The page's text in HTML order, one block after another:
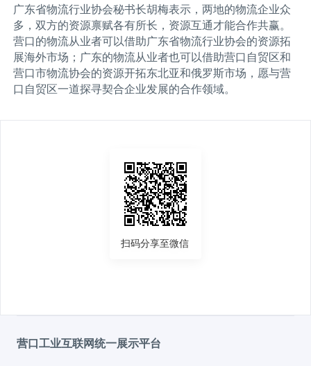
广东省物流行业协会秘书长胡梅表示，两地的物流企业众
多，双方的资源禀赋各有所长，资源互通才能合作共赢。
营口的物流从业者可以借助广东省物流行业协会的资源拓
展海外市场；广东的物流从业者也可以借助营口自贸区和
营口市物流协会的资源开拓东北亚和俄罗斯市场，愿与营
口自贸区一道探寻契合企业发展的合作领域。
扫码分享至微信
营口工业互联网统一展示平台